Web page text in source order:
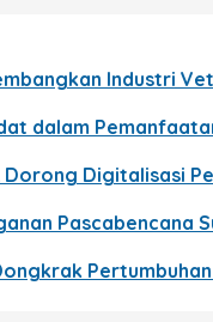
Industri
dalam
Digitalisasi
Pascabencana